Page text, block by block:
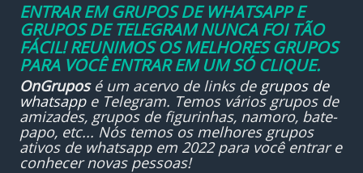
ENTRAR EM GRUPOS DE WHATSAPP E
GRUPOS DE TELEGRAM NUNCA FOI TÃO
FÁCIL! REUNIMOS OS MELHORES GRUPOS
PARA VOCÊ ENTRAR EM UM SÓ CLIQUE.
OnGruposé um acervo de links de grupos de
whatsappe Telegram. Temos vários grupos de
amizades, grupos de figurinhas, namoro, bate-
papo, etc... Nós temos os melhores grupos
ativos de whatsapp em 2022 para você entrar e
conhecer novas pessoas!